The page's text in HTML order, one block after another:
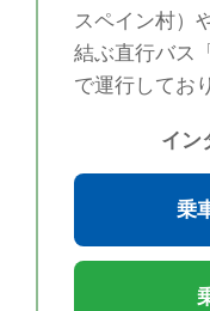
スペイン村）
結ぶ直行バス
で運行してお
イン
乗